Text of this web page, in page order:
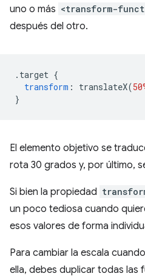
uno o más <transform-
después del otro.
. target {
transform : translateX(
}
El elemento objetivo se
rota 30 grados y, por último,
Si bien la propiedad
un poco tediosa cuando
esos valores de forma
Para cambiar la escala
ella, debes duplicar todas las